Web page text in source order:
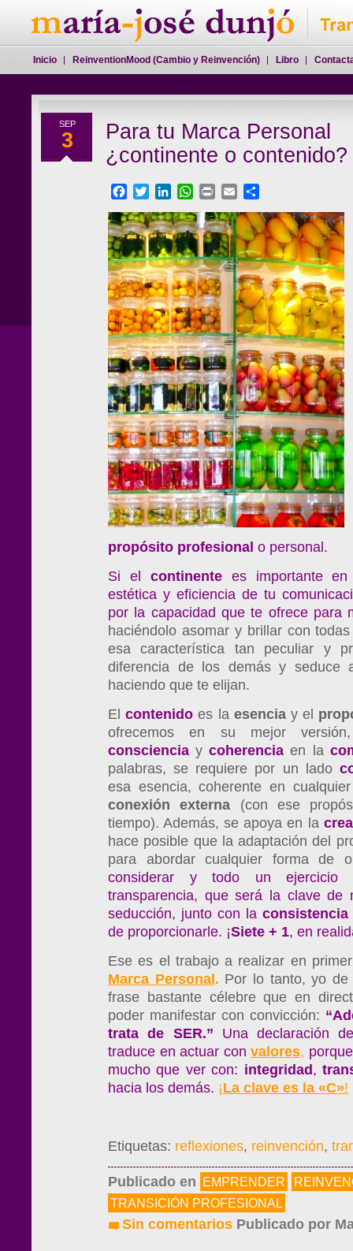
SEP
3
Para tu Marca Personal
¿continente o contenido?
Facebook
TwitterLinkedInWhatsApp
Print Email
propósito profesional o personal.
Si el continentees importante en
estética y eficiencia de tu
por la capacidad que te ofrece para
haciéndolo asomar y brillar con
esa característica tan peculiar y
diferencia de los demás y seduce
haciendo que te elijan.
El contenido es la esenciay el
ofrecemos en su mejor
consciencia ycoherencia en la
palabras, se requiere por un lado
esa esencia, coherente en
conexión externa (con ese
tiempo). Además, se apoya en la
hace posible que la adaptación del
para abordar cualquier forma de
considerar y todo un
transparencia, que será la clave de
seducción, junto con la consistencia
de proporcionarle. ¡Siete + 1, en
Ese es el trabajo a realizar en
Marca Personal . Por lo tanto, yo
frase bastante célebre que en
poder manifestar con convicción:
trata de SER.” Una declaración
traduce en actuar con valores,
mucho que ver con: integridad ,
hacia los demás. ¡La clave es la «C»!
Etiquetas: reflexiones, reinvención,
Publicado en EMPRENDER
TRANSICIÓN PROFESIONAL
Sin comentarios Publicado por
Inicio ReinventionMood (Cambio y Reinvención) Libro